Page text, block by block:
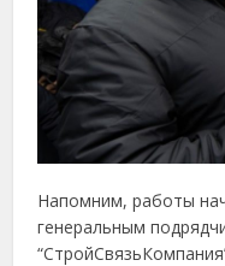
Напомним, работы
генеральным